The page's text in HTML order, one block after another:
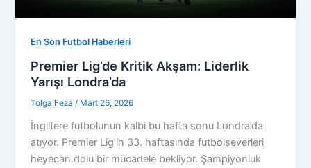
En Son Futbol Haberleri
Premier Lig’de Kritik Akşam: Liderlik
Yarışı Londra’da
Tolga Feza/ Mart 26, 2026
İngiltere futbolunun kalbi bu hafta sonu Londra’da
atıyor. Premier Lig’in 33. haftasında futbolseverleri
heyecan dolu bir mücadele bekliyor. Şampiyonluk